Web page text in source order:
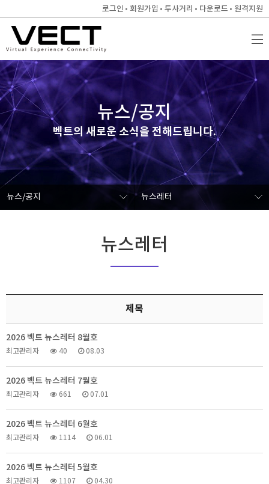
로그인 회원가입 투사거리 다운로드 원격지원
뉴스/공지
벡트의 새로운 소식을 전해드립니다.
뉴스/공지 뉴스레터
뉴스레터
제목
2026 벡트 뉴스레터 8월호
최고관리자 40 08.03
2026 벡트 뉴스레터 7월호
최고관리자 661 07.01
2026 벡트 뉴스레터 6월호
최고관리자 1114 06.01
2026 벡트 뉴스레터 5월호
최고관리자 1107 04.30